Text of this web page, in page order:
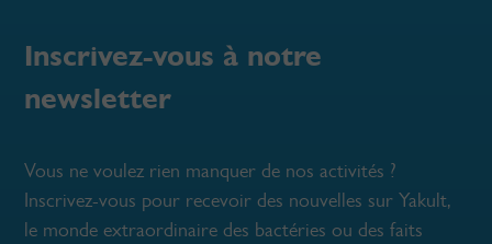
Inscrivez-vous à notre
newsletter
Vous ne voulez rien manquer de nos activités ?
Inscrivez-vous pour recevoir des nouvelles sur Yakult,
le monde extraordinaire des bactéries ou des faits